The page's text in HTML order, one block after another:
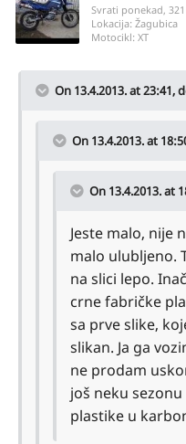
Svrati ponekad,
Lokacija: Žagubica
Motocikl: XT
On 13.4.2013. at 23:41,
On 13.4.2013. at
On 13.4.2013. at
Jeste malo, nije
malo ulubljeno.
na slici lepo.
crne fabričke
sa prve slike,
slikan. Ja ga
ne prodam
još neku
plastike u